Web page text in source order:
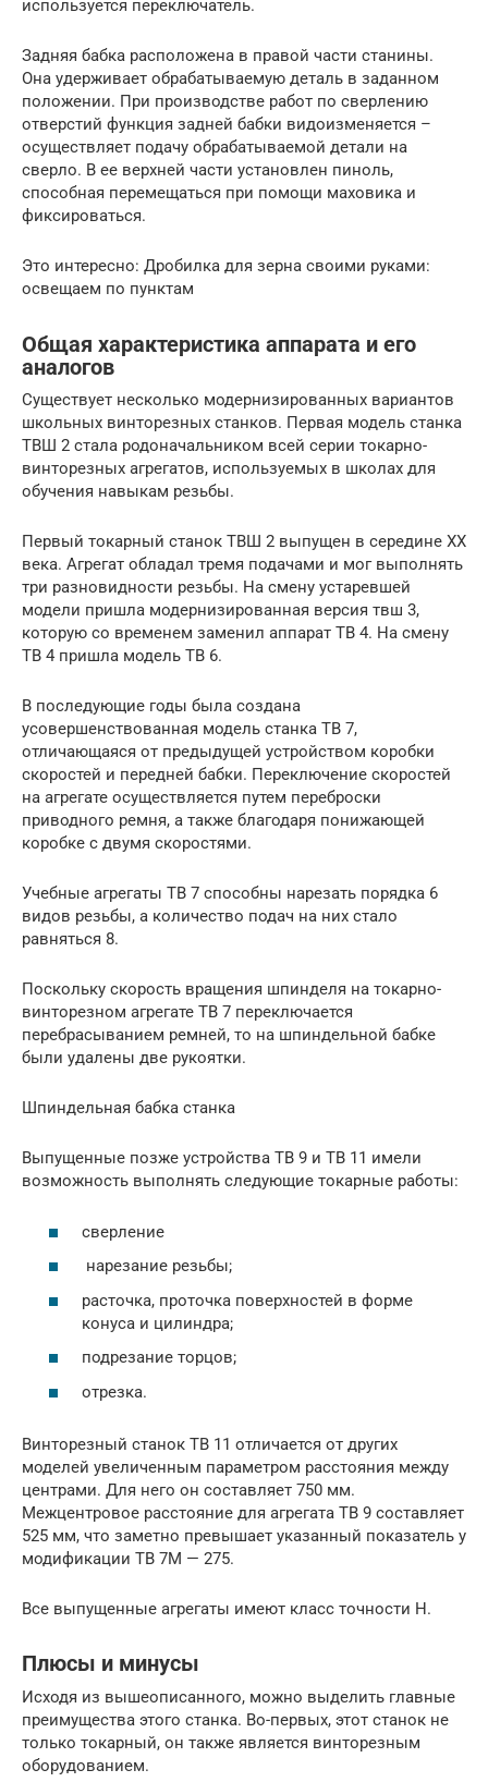
используется переключатель.
Задняя бабка расположена в правой части станины.
Она удерживает обрабатываемую деталь в заданном
положении. При производстве работ по сверлению
отверстий функция задней бабки видоизменяется –
осуществляет подачу обрабатываемой детали на
сверло. В ее верхней части установлен пиноль,
способная перемещаться при помощи маховика и
фиксироваться.
Это интересно: Дробилка для зерна своими руками:
освещаем по пунктам
Общая характеристика аппарата и его
аналогов
Существует несколько модернизированных вариантов
школьных винторезных станков. Первая модель станка
ТВШ 2 стала родоначальником всей серии токарно-
винторезных агрегатов, используемых в школах для
обучения навыкам резьбы.
Первый токарный станок ТВШ 2 выпущен в середине XX
века. Агрегат обладал тремя подачами и мог выполнять
три разновидности резьбы. На смену устаревшей
модели пришла модернизированная версия твш 3,
которую со временем заменил аппарат ТВ 4. На смену
ТВ 4 пришла модель ТВ 6.
В последующие годы была создана
усовершенствованная модель станка ТВ 7,
отличающаяся от предыдущей устройством коробки
скоростей и передней бабки. Переключение скоростей
на агрегате осуществляется путем переброски
приводного ремня, а также благодаря понижающей
коробке с двумя скоростями.
Учебные агрегаты ТВ 7 способны нарезать порядка 6
видов резьбы, а количество подач на них стало
равняться 8.
Поскольку скорость вращения шпинделя на токарно-
винторезном агрегате ТВ 7 переключается
перебрасыванием ремней, то на шпиндельной бабке
были удалены две рукоятки.
Шпиндельная бабка станка
Выпущенные позже устройства ТВ 9 и ТВ 11 имели
возможность выполнять следующие токарные работы:
сверление
нарезание резьбы;
расточка, проточка поверхностей в форме
конуса и цилиндра;
подрезание торцов;
отрезка.
Винторезный станок ТВ 11 отличается от других
моделей увеличенным параметром расстояния между
центрами. Для него он составляет 750 мм.
Межцентровое расстояние для агрегата ТВ 9 составляет
525 мм, что заметно превышает указанный показатель у
модификации ТВ 7М — 275.
Все выпущенные агрегаты имеют класс точности Н.
Плюсы и минусы
Исходя из вышеописанного, можно выделить главные
преимущества этого станка. Во-первых, этот станок не
только токарный, он также является винторезным
оборудованием.